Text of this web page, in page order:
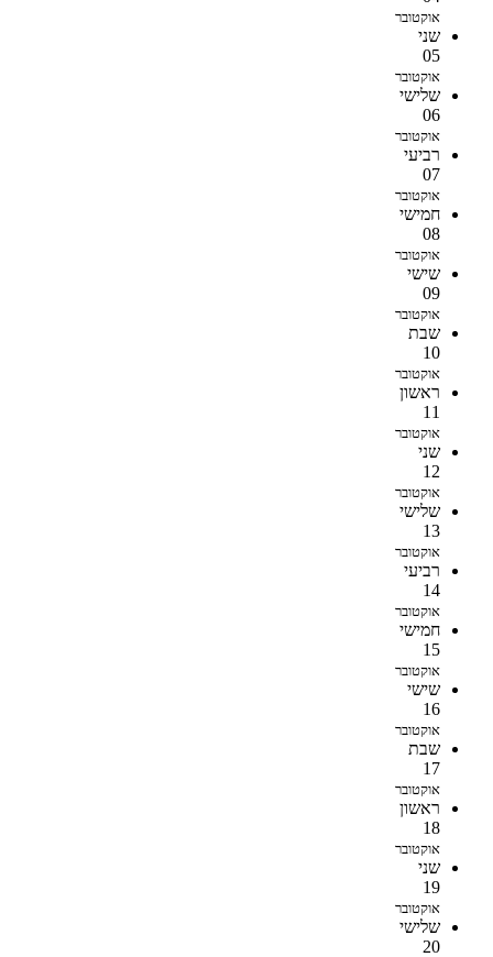
אוקטובר
שני
05
אוקטובר
שלישי
06
אוקטובר
רביעי
07
אוקטובר
חמישי
08
אוקטובר
שישי
09
אוקטובר
שבת
10
אוקטובר
ראשון
11
אוקטובר
שני
12
אוקטובר
שלישי
13
אוקטובר
רביעי
14
אוקטובר
חמישי
15
אוקטובר
שישי
16
אוקטובר
שבת
17
אוקטובר
ראשון
18
אוקטובר
שני
19
אוקטובר
שלישי
20